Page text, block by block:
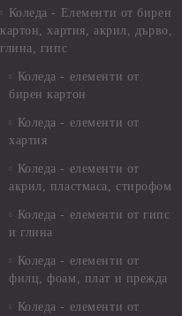
Коледа - Eлементи от бирен
картон, хартия, акрил, дърво,
глина, гипс
Коледа - елементи от
бирен картон
Коледа - елементи от
хартия
Коледа - елементи от
акрил, пластмаса, стирофом
Коледа - елементи от гипс
и глина
Коледа - елементи от
филц, фоам, плат и прежда
Коледа - елементи от